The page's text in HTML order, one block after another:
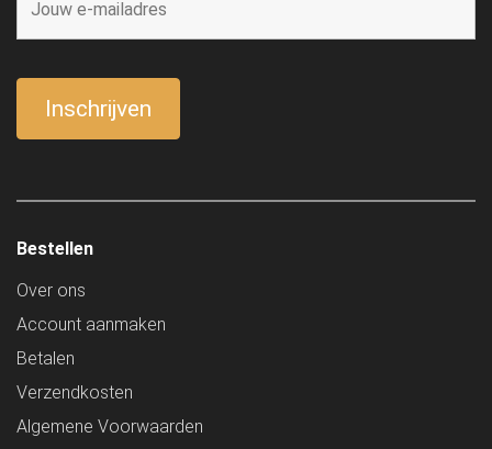
Bestellen
Over ons
Account aanmaken
Betalen
Verzendkosten
Algemene Voorwaarden